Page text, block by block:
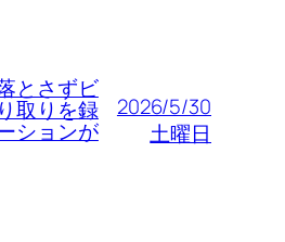
とさずビ
取りを録
ションが
2026/5/30
土曜日